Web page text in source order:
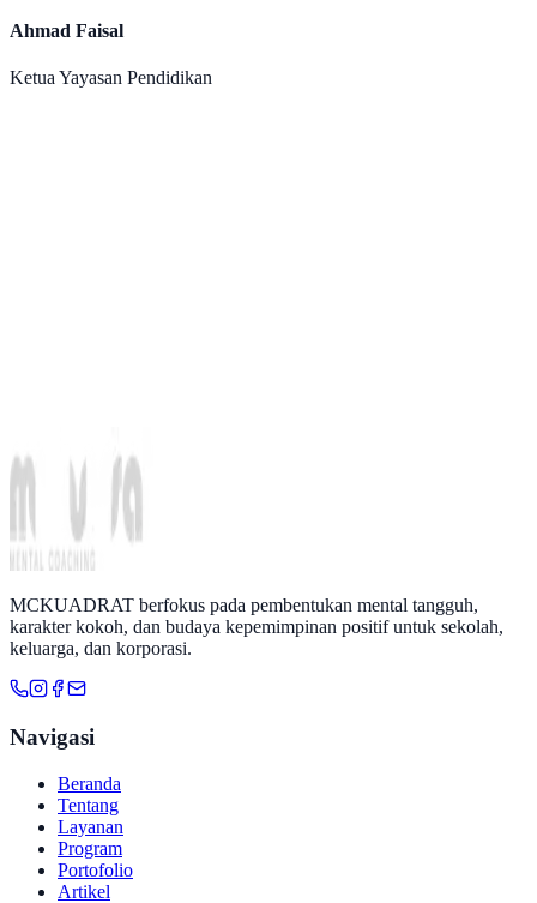
Ahmad Faisal
Ketua Yayasan Pendidikan
MCKUADRAT berfokus pada pembentukan mental tangguh,
karakter kokoh, dan budaya kepemimpinan positif untuk sekolah,
keluarga, dan korporasi.
Navigasi
Beranda
Tentang
Layanan
Program
Portofolio
Artikel